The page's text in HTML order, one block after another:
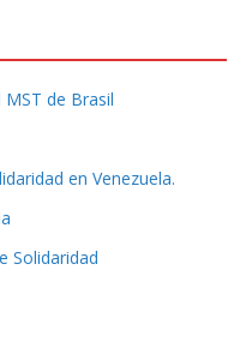
de Brasil
en Venezuela.
Solidaridad